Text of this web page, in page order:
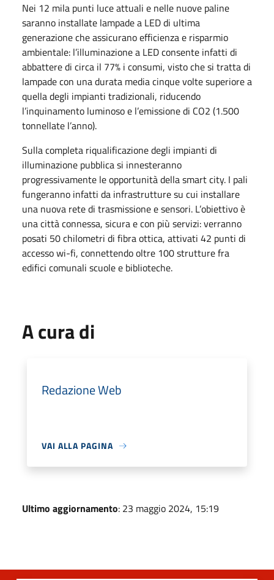
Nei 12 mila punti luce attuali e nelle nuove paline
saranno installate lampade a LED di ultima
generazione che assicurano efficienza e risparmio
ambientale: l’illuminazione a LED consente infatti di
abbattere di circa il 77% i consumi, visto che si tratta di
lampade con una durata media cinque volte superiore a
quella degli impianti tradizionali, riducendo
l’inquinamento luminoso e l’emissione di CO2 (1.500
tonnellate l’anno).
Sulla completa riqualificazione degli impianti di
illuminazione pubblica si innesteranno
progressivamente le opportunità della smart city. I pali
fungeranno infatti da infrastrutture su cui installare
una nuova rete di trasmissione e sensori. L’obiettivo è
una città connessa, sicura e con più servizi: verranno
posati 50 chilometri di fibra ottica, attivati 42 punti di
accesso wi-fi, connettendo oltre 100 strutture fra
edifici comunali scuole e biblioteche.
A cura di
Redazione Web
VAI ALLA PAGINA
Ultimo aggiornamento: 23 maggio 2024, 15:19